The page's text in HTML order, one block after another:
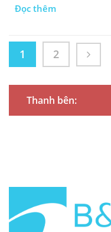
mẽ của ngành nha
Đọc thêm
1 2
Thanh bên: